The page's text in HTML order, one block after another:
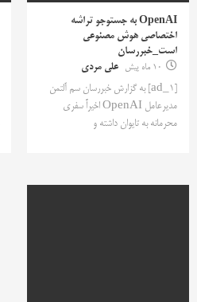
OpenAI به جستوجو تراشه
اختصاصی هوش مصنوعی
است_خبررسان
10 ماه پیش
علی مردی
[ad_1] به گزارش خبررسان سم آلتمن
مدیرعامل OpenAI اخیراً سفری
محرمانه به تایوان داشته و